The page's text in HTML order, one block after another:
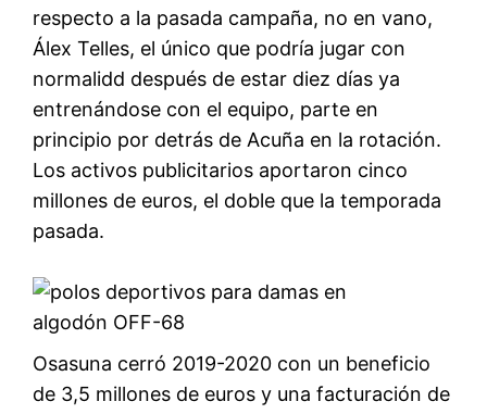
respecto a la pasada campaña, no en vano,
Álex Telles, el único que podría jugar con
normalidd después de estar diez días ya
entrenándose con el equipo, parte en
principio por detrás de Acuña en la rotación.
Los activos publicitarios aportaron cinco
millones de euros, el doble que la temporada
pasada.
Osasuna cerró 2019-2020 con un beneficio
de 3,5 millones de euros y una facturación de